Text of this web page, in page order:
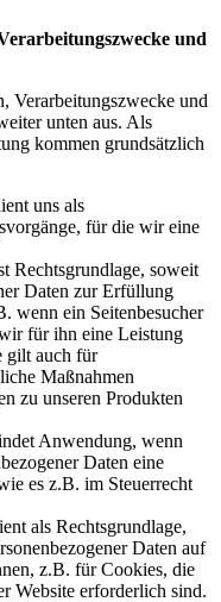
und
Verarbeitungszwecke und
unten aus. Als
kommen grundsätzlich
uns als
für die wir eine
Rechtsgrundlage, soweit
Daten zur Erfüllung
wenn ein Seitenbesucher
für ihn eine Leistung
gilt auch für
Maßnahmen
zu unseren Produkten
Anwendung, wenn
Daten eine
es z.B. im Steuerrecht
als Rechtsgrundlage,
Daten auf
z.B. für Cookies, die
Website erforderlich sind.